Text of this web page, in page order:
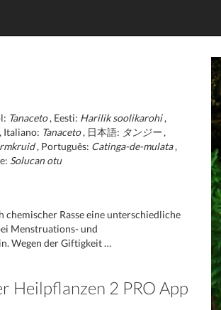
Tanaceto, Eesti: Harilik soolikarohi,
Italiano: Tanaceto, 日本語: タンジー,
, Português: Catinga-de-mulata,
Solucan otu
chemischer Rasse eine unterschiedliche
Menstruations- und
Wegen der Giftigkeit …
Heilpflanzen 2 PRO App